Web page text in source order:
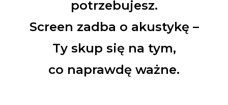
potrzebujesz.
Screen zadba o akustykę –
Ty skup się na tym,
co naprawdę ważne.